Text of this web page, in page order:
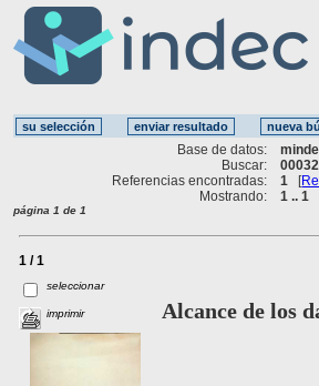
Base de datos:
minde
Buscar:
Referencias encontradas:
1 [
Mostrando:
1 .. 1
página 1 de 1
1 / 1
seleccionar
imprimir Alcance de los